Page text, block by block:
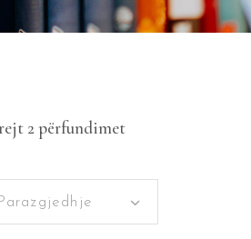
2 përfundimet